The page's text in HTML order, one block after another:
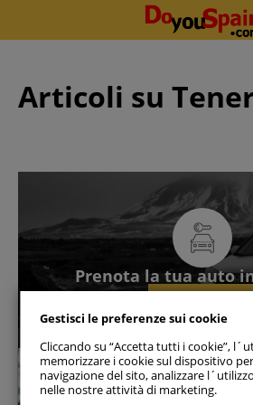
Articoli su
Prenota la tua auto
Tenerife
Gestisci le preferenze sui cookie
Cliccando su “Accetta tutti i cookie”,
memorizzare i cookie sul dispositivo
navigazione del sito, analizzare
nelle nostre attività di marketing.